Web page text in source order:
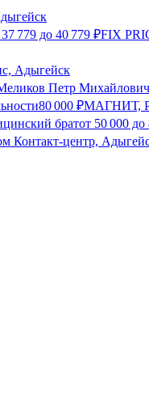
37 779 до 40 779 ₽FIX
Адыгейск
Петр
80 000 ₽МАГНИТ,
братот 50 000 до
Контакт-центр,